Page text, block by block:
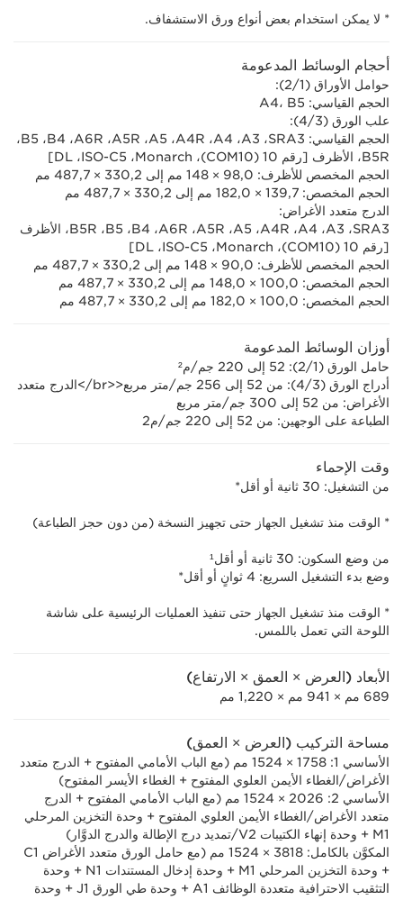
* لا يمكن استخدام بعض أنواع ورق الاستشفاف.
أحجام الوسائط المدعومة
حوامل الأوراق (1‏/2):
الحجم القياسي‏: A4، B5
علب الورق (3‏/4):
الحجم القياسي: SRA3، ‏A3‏، A4، ‏A4R‏، A5‏، A5R‏، A6R‏، B4‏، B5‏،
B5R‏، الأظرف [رقم 10 (COM10)‏، Monarch‏، ISO-C5، ‏DL]
الحجم المخصص للأظرف: 98,0 × 148 مم إلى 330,2 × 487,7 مم
الحجم المخصص: 139,7 × 182,0 مم إلى 330,2 × 487,7 مم
الدرج متعدد الأغراض:
SRA3‏، A3‏، A4‏، A4R‏، A5‏، A5R‏، A6R‏، B4‏، B5‏، B5R‏، الأظرف
[رقم 10 (COM10‏)، Monarch‏، ISO-C5‏، DL‏]
الحجم المخصص للأظرف: 90,0 × 148 مم إلى 330,2 × 487,7 مم
الحجم المخصص: 100,0 × 148,0 مم إلى 330,2 × 487,7 مم
الحجم المخصص: 100,0 × 182,0 مم إلى 330,2 × 487,7 مم
أوزان الوسائط المدعومة
حامل الورق (1/‏2): 52 إلى 220 جم/م²
أدراج الورق (3/‏4): من 52 إلى 256 جم/متر مربع<<br/>الدرج متعدد
الأغراض: من 52 إلى 300 جم/متر مربع
الطباعة على الوجهين: من 52 إلى 220 جم/م2
وقت الإحماء
من التشغيل: 30 ثانية أو أقل*
* الوقت منذ تشغيل الجهاز حتى تجهيز النسخة (من دون حجز الطباعة)
من وضع السكون: 30 ثانية أو أقل¹
وضع بدء التشغيل السريع: 4 ثوانٍ أو أقل*
* الوقت منذ تشغيل الجهاز حتى تنفيذ العمليات الرئيسية على شاشة
اللوحة التي تعمل باللمس.
الأبعاد (العرض × العمق × الارتفاع)
689 مم × 941 مم × 1,220 مم
مساحة التركيب (العرض × العمق)
الأساسي 1: 1758 × 1524 مم (مع الباب الأمامي المفتوح + الدرج متعدد
الأغراض/الغطاء الأيمن العلوي المفتوح + الغطاء الأيسر المفتوح)
الأساسي 2: 2026 × 1524 مم (مع الباب الأمامي المفتوح + الدرج
متعدد الأغراض/الغطاء الأيمن العلوي المفتوح + وحدة التخزين المرحلي
M1 + وحدة إنهاء الكتيبات V2/تمديد درج الإطالة والدرج الدوَّار)
المكوَّن بالكامل: 3818 × 1524 مم (مع حامل الورق متعدد الأغراض C1
+ وحدة التخزين المرحلي M1 + وحدة إدخال المستندات N1 + وحدة
التثقيب الاحترافية متعددة الوظائف A1 + وحدة طي الورق J1 + وحدة